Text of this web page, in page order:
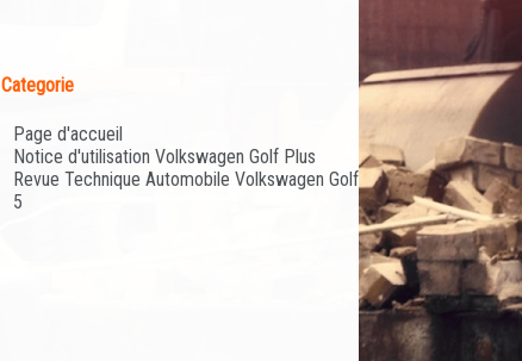
Categorie
Page d'accueil
Notice d'utilisation Volkswagen Golf Plus
Revue Technique Automobile Volkswagen Golf
5